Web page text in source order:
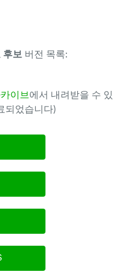
후보 버전 목록:
이브 에서 내려받을 수 있
되었습니다)